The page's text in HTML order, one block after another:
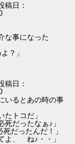
稿日：
な事になった
？」
稿日：
いるとあの時の事
トコだ」
だったなぁ♪」
だったんだ！」
よ、 ね♪・・」